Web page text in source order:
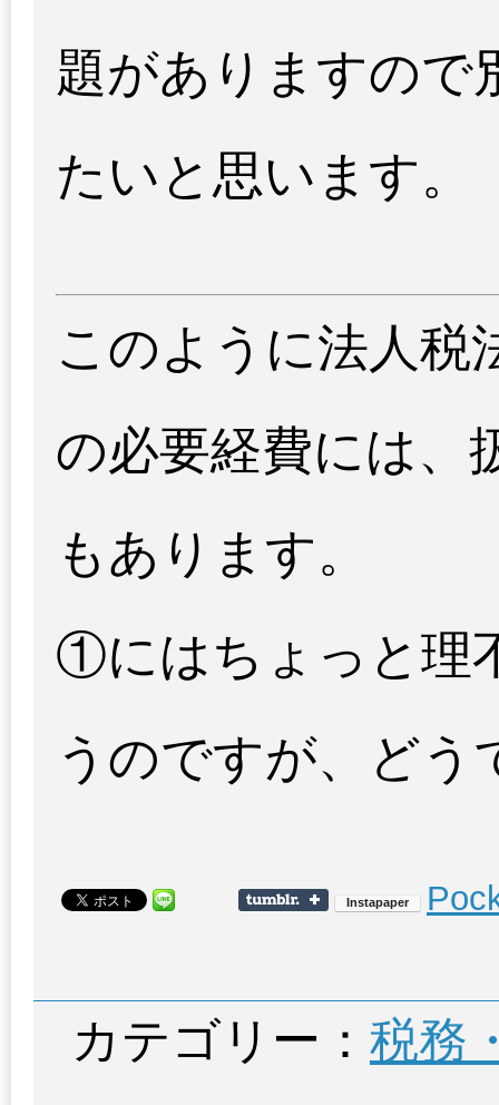
題がありますので
たいと思います。
このように法人税
の必要経費には、
もあります。
①にはちょっと理
うのですが、どう
カテゴリー： 税務